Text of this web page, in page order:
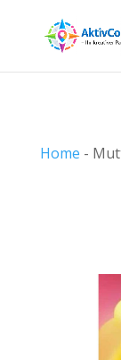
Home -